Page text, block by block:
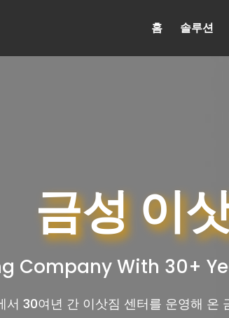
홈 솔루션
금성 이
Company With 30+
서 30여년 간 이삿짐 센터를 운영해 온